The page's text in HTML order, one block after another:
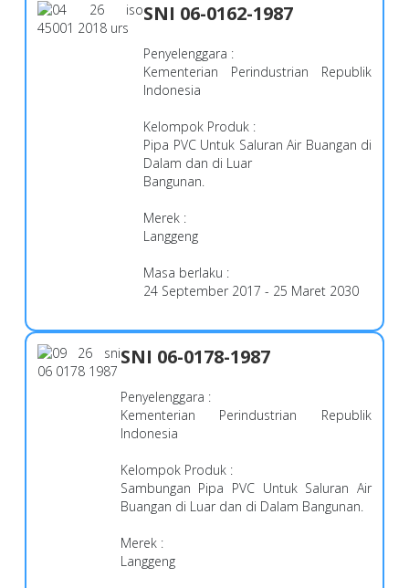
SNI 06-0162-1987
Penyelenggara :
Kementerian Perindustrian Republik
Indonesia
Kelompok Produk :
Pipa PVC Untuk Saluran Air Buangan di
Dalam dan di Luar
Bangunan.
Merek :
Langgeng
Masa berlaku :
24 September 2017 - 25 Maret 2030
SNI 06-0178-1987
Penyelenggara :
Kementerian Perindustrian Republik
Indonesia
Kelompok Produk :
Sambungan Pipa PVC Untuk Saluran Air
Buangan di Luar dan di Dalam Bangunan.
Merek :
Langgeng